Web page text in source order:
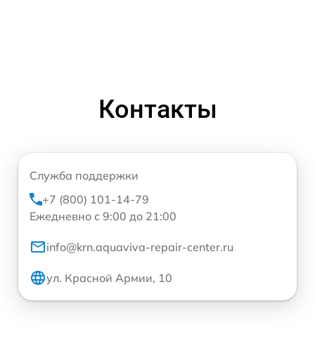
Контакты
Служба поддержки
+7 (800) 101-14-79
Ежедневно с 9:00 до 21:00
info@krn.aquaviva-repair-center.ru
ул. Красной Армии, 10